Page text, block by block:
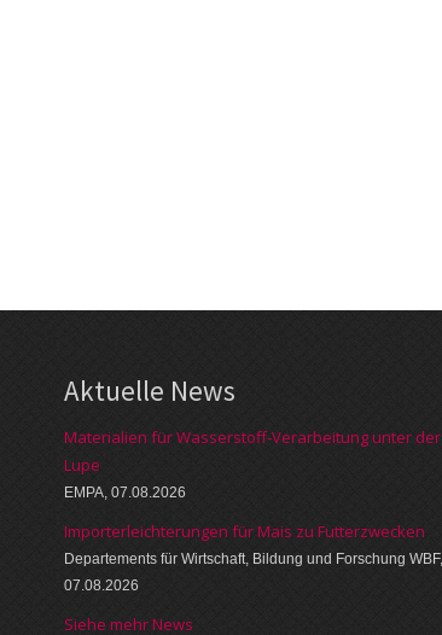
Aktuelle News
Materialien für Wasserstoff-Verarbeitung unter der
Lupe
EMPA, 07.08.2026
Importerleichterungen für Mais zu Futterzwecken
Departements für Wirtschaft, Bildung und Forschung WBF,
07.08.2026
Siehe mehr News